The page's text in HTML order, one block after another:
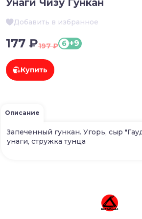
Унаги Чизу Гункан
Добавить в избранное
177 ₽197 ₽ б +9
Купить
Описание
Запеченный гункан. Угорь, сыр
унаги, стружка тунца